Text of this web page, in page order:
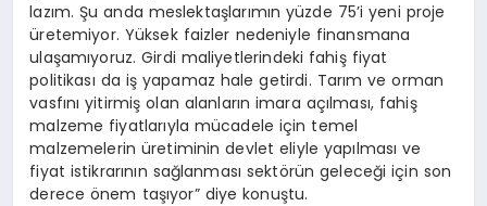
lazım. Şu anda meslektaşlarımın yüzde 75’i yeni proje
üretemiyor. Yüksek faizler nedeniyle finansmana
ulaşamıyoruz. Girdi maliyetlerindeki fahiş fiyat
politikası da iş yapamaz hale getirdi. Tarım ve orman
vasfını yitirmiş olan alanların imara açılması, fahiş
malzeme fiyatlarıyla mücadele için temel
malzemelerin üretiminin devlet eliyle yapılması ve
fiyat istikrarının sağlanması sektörün geleceği için son
derece önem taşıyor” diye konuştu.